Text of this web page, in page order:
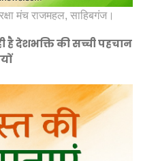
मंच राजमहल, साहिबगंज।
है देशभक्ति की सच्ची पहचान